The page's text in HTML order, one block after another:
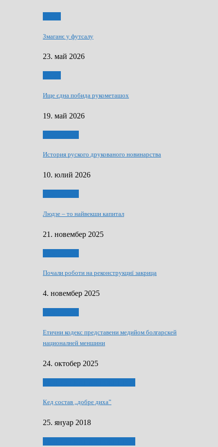
Змаганє у футсалу
23. май 2026
Ище єдна побида рукометашох
19. май 2026
История руского друкованого новинарства
10. юлий 2026
Людзе – то найвекши капитал
21. новембер 2025
Почали роботи на реконструкциї закрица
4. новембер 2025
Етични кодекс представени медийом болгарскей
националней меншини
24. октобер 2025
Кед состав „добре диха”
25. януар 2018